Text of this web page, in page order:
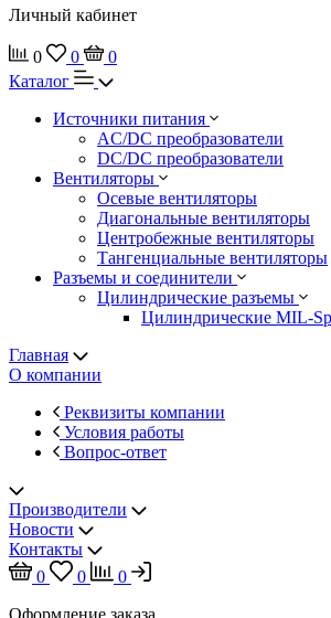
Личный кабинет
0 0
0
Каталог
Источники питания
AC/DC преобразователи
DC/DC преобразователи
Вентиляторы
Осевые вентиляторы
Диагональные вентиляторы
Центробежные вентиляторы
Тангенциальные вентиляторы
Разъемы и соединители
Цилиндрические разъемы
Цилиндрические MIL-
Главная
О компании
Реквизиты компании
Условия работы
Вопрос-ответ
Производители
Новости
Контакты
0
0
0
Оформление заказа